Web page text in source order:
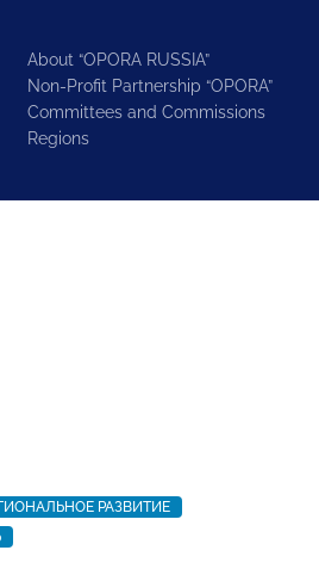
About “OPORA RUSSIA”
Non-Profit Partnership “OPORA”
Committees and Commissions
Regions
РАЗВИТИЕ